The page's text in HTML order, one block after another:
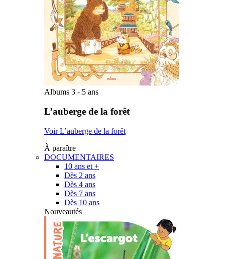
Albums 3 - 5 ans
L’auberge de la forêt
Voir L’auberge de la forêt
À paraître
DOCUMENTAIRES
10 ans et +
Dès 2 ans
Dès 4 ans
Dès 7 ans
Dès 10 ans
Nouveautés